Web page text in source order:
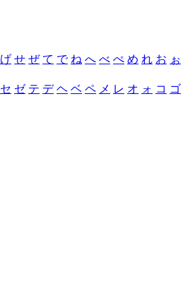
げ せ ぜ て で ね へ べ ぺ め れ お ぉ
セ ゼ テ デ ヘ ベ ペ メ レ オ ォ コ ゴ